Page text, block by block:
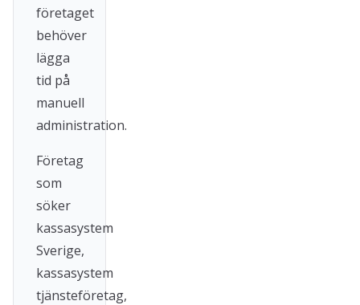
företaget
behöver
lägga
tid på
manuell
administration.
Företag
som
söker
kassasystem
Sverige,
kassasystem
tjänsteföretag,